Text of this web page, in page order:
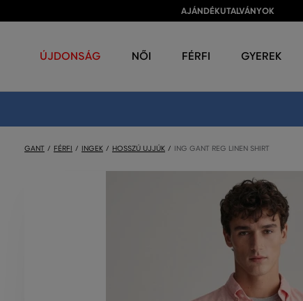
AJÁNDÉKUTALVÁNYOK
ÚJDONSÁG NŐI FÉRFI GYEREK
GANT FÉRFI INGEK HOSSZÚ UJJÚK ING GANT REG LINEN SHIRT